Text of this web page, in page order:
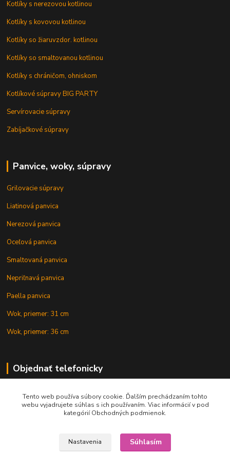
Kotlíky s nerezovou kotlinou
Kotlíky s kovovou kotlinou
Kotlíky so žiaruvzdor. kotlinou
Kotlíky so smaltovanou kotlinou
Kotlíky s chráničom, ohniskom
Kotlíkové súpravy BIG PARTY
Servírovacie súpravy
Zabíjačkové súpravy
Panvice, woky, súpravy
Grilovacie súpravy
Liatinová panvica
Nerezová panvica
Oceľová panvica
Smaltovaná panvica
Nepriľnavá panvica
Paella panvica
Wok, priemer: 31 cm
Wok, priemer: 36 cm
Objednať telefonicky
+421 902 212 007
Tento web používa súbory cookie. Ďalším prechádzaním tohto
webu vyjadrujete súhlas s ich používaním. Viac informácií v pod
kategórií Obchodných podmienok.
Nastavenia Súhlasím